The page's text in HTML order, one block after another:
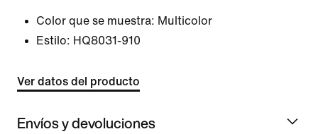
Color que se muestra: Multicolor
Estilo: HQ8031-910
Ver datos del producto
Envíos y devoluciones